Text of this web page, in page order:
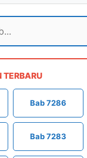
TERBARU
Bab 7286
Bab 7283